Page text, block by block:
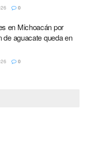
0
en Michoacán por
de aguacate queda en
0